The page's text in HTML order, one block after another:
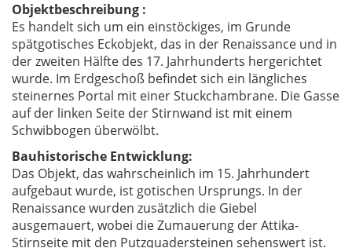
Objektbeschreibung :
Es handelt sich um ein einstöckiges, im Grunde
spätgotisches Eckobjekt, das in der Renaissance und in
der zweiten Hälfte des 17. Jahrhunderts hergerichtet
wurde. Im Erdgeschoß befindet sich ein längliches
steinernes Portal mit einer Stuckchambrane. Die Gasse
auf der linken Seite der Stirnwand ist mit einem
Schwibbogen überwölbt.
Bauhistorische Entwicklung:
Das Objekt, das wahrscheinlich im 15. Jahrhundert
aufgebaut wurde, ist gotischen Ursprungs. In der
Renaissance wurden zusätzlich die Giebel
ausgemauert, wobei die Zumauerung der Attika-
Stirnseite mit den Putzquadersteinen sehenswert ist.